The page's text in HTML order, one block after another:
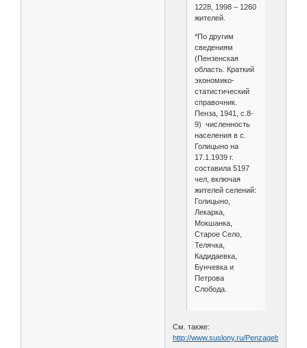
1228, 1998 – 1260
жителей.
*По другим
сведениям
(Пензенская
область. Краткий
экономико-
статистический
справочник.
Пенза, 1941, с.8-
9) численность
населения в с.
Голицыно на
17.1.1939 г.
составила 5197
чел, включая
жителей селений:
Голицыно,
Лекарка,
Мокшанка,
Старое Село,
Телячка,
Кадидаевка,
Бунчевка и
Петрова
Слобода.
См. также:
http://www.suslony.ru/Penzagebiet/